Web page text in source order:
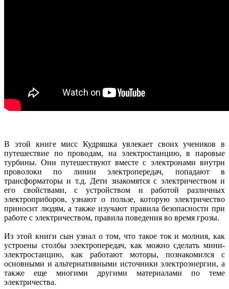
В этой книге мисс Кудряшка увлекает своих учеников в
путешествие по проводам, на электростанцию, в паровые
турбины. Они путешествуют вместе с электронами внутри
проволоки по линии электропередач, попадают в
трансформаторы и т.д. Дети знакомятся с электричеством и
его свойствами, с устройством и работой различных
электроприборов, узнают о пользе, которую электричество
приносит людям, а также изучают правила безопасности при
работе с электричеством, правила поведения во время грозы.
Из этой книги сын узнал о том, что такое ток и молния, как
устроены столбы электропередач, как можно сделать мини-
электростанцию, как работают моторы, познакомился с
основными и альтернативными источники электроэнергии, а
также еще многими другими материалами по теме
электричества.